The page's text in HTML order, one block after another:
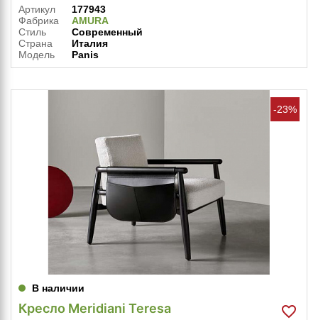
Артикул
177943
Фабрика
AMURA
Стиль
Современный
Страна
Италия
Модель
Panis
-23%
В наличии
Кресло Meridiani Teresa